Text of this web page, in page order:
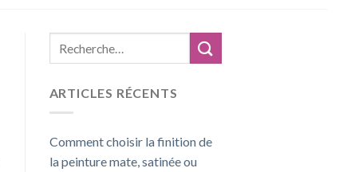
ARTICLES RÉCENTS
Comment choisir la finition de
la peinture mate, satinée ou